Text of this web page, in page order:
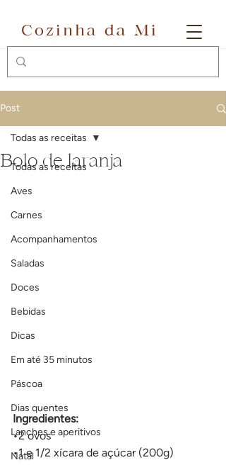
Cozinha da Mi
Post
Todas as receitas
Aves
Carnes
Acompanhamentos
Saladas
Doces
Bebidas
Dicas
Em até 35 minutos
Páscoa
Dias quentes
Lanches e aperitivos
Natal
Todas as receitas
Bolo de laranja
Ingredientes:
•2 ovos
•1 e 1/2 xícara de açúcar (200g)